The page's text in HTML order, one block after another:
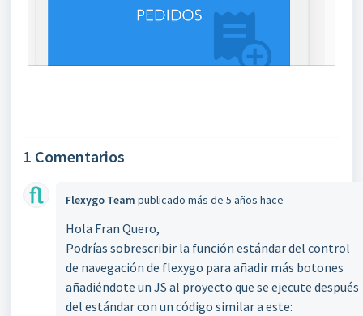
1 Comentarios
Flexygo Team publicado más de 5 años hace
Hola Fran Quero,
Podrías sobrescribir la función estándar del control
de navegación de flexygo para añadir más botones
añadiéndote un JS al proyecto que se ejecute después
del estándar con un código similar a este: